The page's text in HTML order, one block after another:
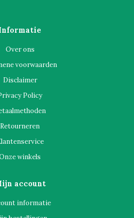
Over ons
voorwaarden
Disclaimer
Policy
Retourneren
winkels
account
informatie